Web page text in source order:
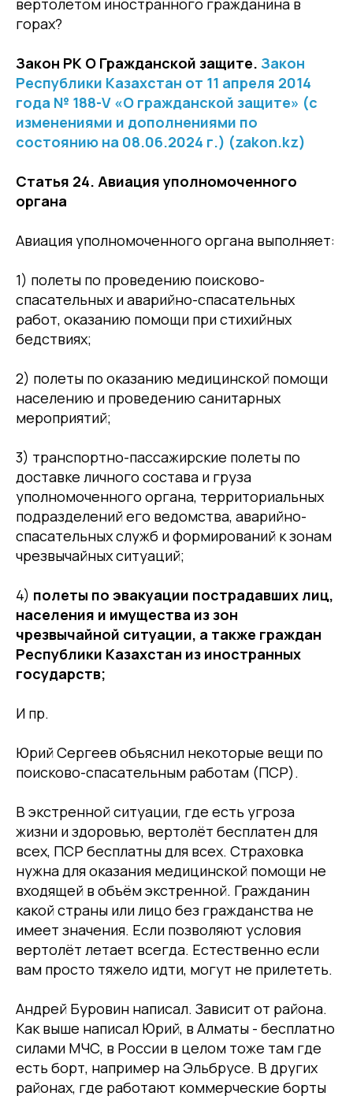
вертолетом иностранного гражданина в
горах?
Закон РК О Гражданской защите. Закон
Республики Казахстан от 11 апреля 2014
года № 188-V «О гражданской защите» (с
изменениями и дополнениями по
состоянию на 08.06.2024 г.) (zakon.kz)
Статья 24. Авиация уполномоченного
органа
Авиация уполномоченного органа выполняет:
1) полеты по проведению поисково-
спасательных и аварийно-спасательных
работ, оказанию помощи при стихийных
бедствиях;
2) полеты по оказанию медицинской помощи
населению и проведению санитарных
мероприятий;
3) транспортно-пассажирские полеты по
доставке личного состава и груза
уполномоченного органа, территориальных
подразделений его ведомства, аварийно-
спасательных служб и формирований к зонам
чрезвычайных ситуаций;
4) полеты по эвакуации пострадавших лиц,
населения и имущества из зон
чрезвычайной ситуации, а также граждан
Республики Казахстан из иностранных
государств;
И пр.
Юрий Сергеев объяснил некоторые вещи по
поисково-спасательным работам (ПСР).
В экстренной ситуации, где есть угроза
жизни и здоровью, вертолёт бесплатен для
всех, ПСР бесплатны для всех. Страховка
нужна для оказания медицинской помощи не
входящей в объём экстренной. Гражданин
какой страны или лицо без гражданства не
имеет значения. Если позволяют условия
вертолёт летает всегда. Естественно если
вам просто тяжело идти, могут не прилететь.
Андрей Буровин написал. Зависит от района.
Как выше написал Юрий, в Алматы - бесплатно
силами МЧС, в России в целом тоже там где
есть борт, например на Эльбрусе. В других
районах, где работают коммерческие борты